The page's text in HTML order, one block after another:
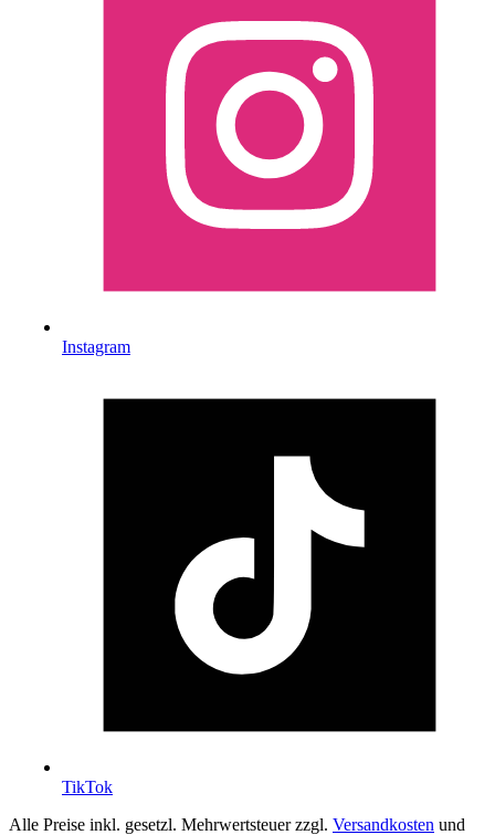
Instagram
TikTok
Alle Preise inkl. gesetzl. Mehrwertsteuer zzgl. Versandkosten und